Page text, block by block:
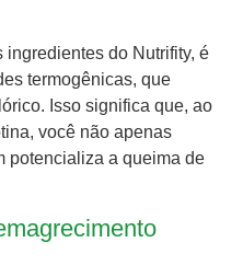
ingredientes do Nutrifity, é
termogênicas, que
Isso significa que, ao
você não apenas
potencializa a queima de